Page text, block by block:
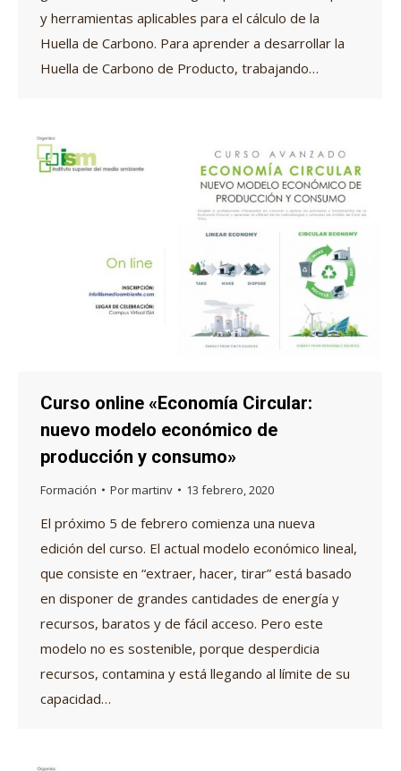
y herramientas aplicables para el cálculo de la
Huella de Carbono. Para aprender a desarrollar la
Huella de Carbono de Producto, trabajando…
Curso online «Economía Circular:
nuevo modelo económico de
producción y consumo»
Formación Pormartinv 13 febrero, 2020
El próximo 5 de febrero comienza una nueva
edición del curso. El actual modelo económico lineal,
que consiste en “extraer, hacer, tirar” está basado
en disponer de grandes cantidades de energía y
recursos, baratos y de fácil acceso. Pero este
modelo no es sostenible, porque desperdicia
recursos, contamina y está llegando al límite de su
capacidad…